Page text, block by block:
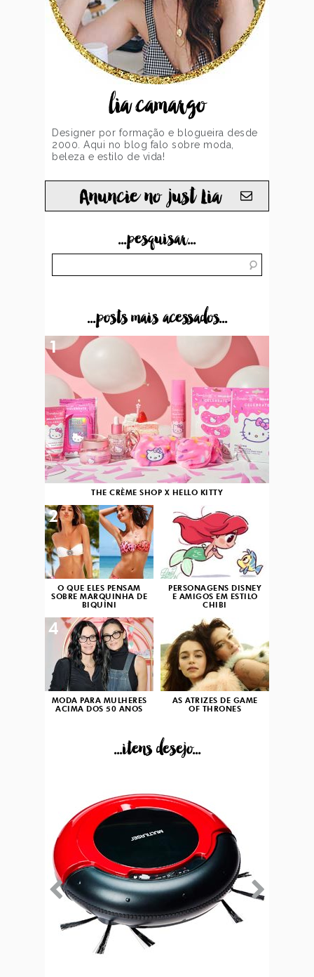
lia camargo
Designer por formação e blogueira desde
2000. Aqui no blog falo sobre moda,
beleza e estilo de vida!
Anuncie no just Lia
...pesquisar...
...posts mais acessados...
THE CRÈME SHOP X HELLO KITTY
1
O QUE ELES PENSAM
SOBRE MARQUINHA DE
BIQUÍNI
2
PERSONAGENS DISNEY
E AMIGOS EM ESTILO
CHIBI
3
MODA PARA MULHERES
ACIMA DOS 50 ANOS
4
AS ATRIZES DE GAME
OF THRONES
...itens desejo...